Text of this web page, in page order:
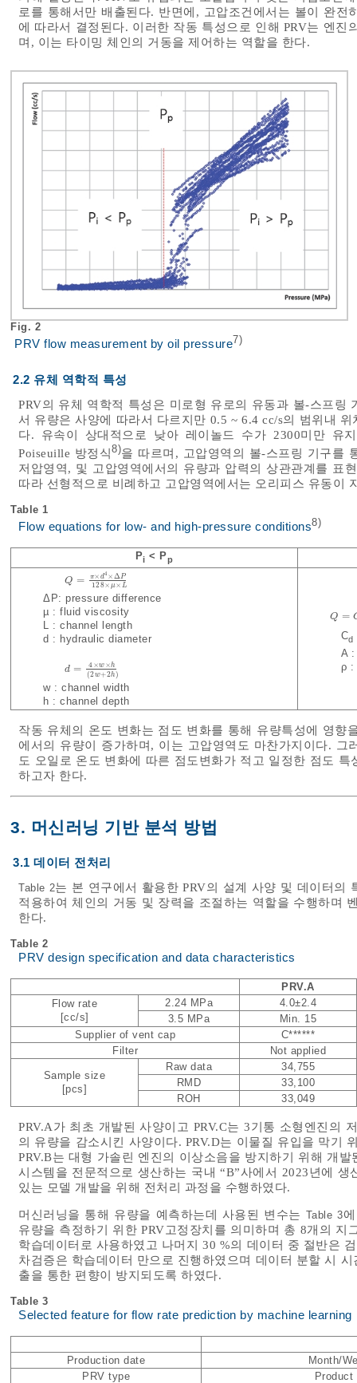
로를 통해서만 배출된다. 반면에, 고압조건에서는 볼이 완
에 따라서 결정된다. 이러한 작동 특성으로 인해 PRV는 엔
며, 이는 타이밍 체인의 거동을 제어하는 역할을 한다.
Fig. 2
PRV flow measurement by oil pressure7)
2.2 유체 역학적 특성
PRV의 유체 역학적 특성은 미로형 유로의 유동과 볼-스프
서 유량은 사양에 따라서 다르지만 0.5 ~ 6.4 cc/s의 범위내
다. 유속이 상대적으로 낮아 레이놀드 수가 2300미만 유
Poiseuille 방정식8)을 따르며, 고압영역의 볼-스프링 기구를
저압영역, 및 고압영역에서의 유량과 압력의 상관관계를 표
따라 선형적으로 비례하고 고압영역에서는 오리피스 유동이
Table 1
Flow equations for low- and high-pressure conditions8)
Pi < Pp
Q = π× d4 ×ΔP
128× μ× L
Q =π ×d4×ΔP
ΔP: pressure difference
µ : fluid viscosity
L : channel length
d : hydraulic diameter
d = 4×w ×h
(2w+2h)
d =4 ×w×h2w
w : channel width
h : channel depth
Q =
Q =C
Cd
A :
ρ :
작동 유체의 온도 변화는 점도 변화를 통해 유량특성에 영향
에서의 유량이 증가하며, 이는 고압영역도 마찬가지이다.
도 오일로 온도 변화에 따른 점도변화가 적고 일정한 점도
하고자 한다.
3. 머신러닝 기반 분석 방법
3.1 데이터 전처리
Table 2는 본 연구에서 활용한 PRV의 설계 사양 및 데이터의
적용하여 체인의 거동 및 장력을 조절하는 역할을 수행하며
한다.
Table 2
PRV design specification and data characteristics
PRV.A
Flow rate
[cc/s]
2.24 MPa
4.0±2.4
3.5 MPa
Min. 15
Supplier of vent cap
C******
Filter
Not applied
Sample size
[pcs]
Raw data
34,755
RMD
33,100
ROH
33,049
PRV.A가 최초 개발된 사양이고 PRV.C는 3기통 소형엔진의
의 유량을 감소시킨 사양이다. PRV.D는 이물질 유입을 막기
PRV.B는 대형 가솔린 엔진의 이상소음을 방지하기 위해 개
시스템을 전문적으로 생산하는 국내 “B”사에서 2023년에
있는 모델 개발을 위해 전처리 과정을 수행하였다.
머신러닝을 통해 유량을 예측하는데 사용된 변수는 Table 3
유량을 측정하기 위한 PRV고정장치를 의미하며 총 8개의
학습데이터로 사용하였고 나머지 30 %의 데이터 중 절반은
차검증은 학습데이터 만으로 진행하였으며 데이터 분할 시
출을 통한 편향이 방지되도록 하였다.
Table 3
Selected feature for flow rate prediction by machine learning
Production date
Month/
PRV type